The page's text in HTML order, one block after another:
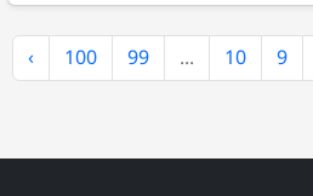
9
10
...
99
100
›